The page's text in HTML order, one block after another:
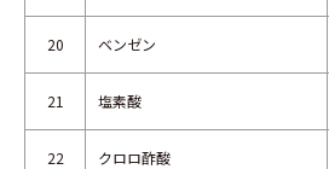
20 ベンゼン
21 塩素酸
22 クロロ酢酸